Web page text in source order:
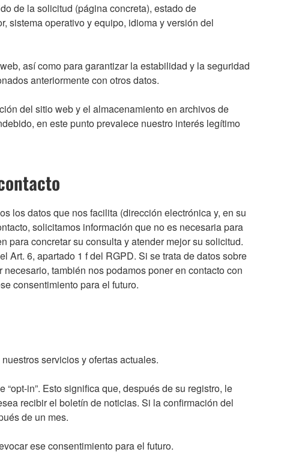
de la solicitud (página concreta), estado de
sistema operativo y equipo, idioma y versión del
así como para garantizar la estabilidad y la seguridad
anteriormente con otros datos.
del sitio web y el almacenamiento en archivos de
en este punto prevalece nuestro interés legítimo
los datos que nos facilita (dirección electrónica y, en su
solicitamos información que no es necesaria para
para concretar su consulta y atender mejor su solicitud.
Art. 6, apartado 1 f del RGPD. Si se trata de datos sobre
también nos podamos poner en contacto con
consentimiento para el futuro.
servicios y ofertas actuales.
in”. Esto significa que, después de su registro, le
recibir el boletín de noticias. Si la confirmación del
de un mes.
ese consentimiento para el futuro.